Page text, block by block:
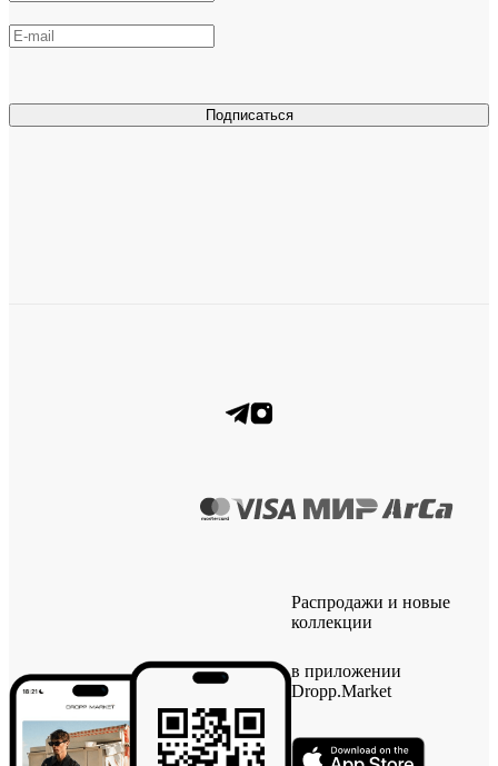
Подписаться
Распродажи и новые
коллекции
в приложении
Dropp.Market